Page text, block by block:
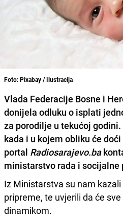
Foto: Pixabay / Ilustracija
Vlada Federacije Bosne i
donijela odluku o isplati
za porodilje u tekućoj
kada i u kojem obliku će
portal Radiosarajevo.ba
ministarstvo rada i socijalne
Iz Ministarstva su nam
pripreme, te uvjerili da će
dinamikom.